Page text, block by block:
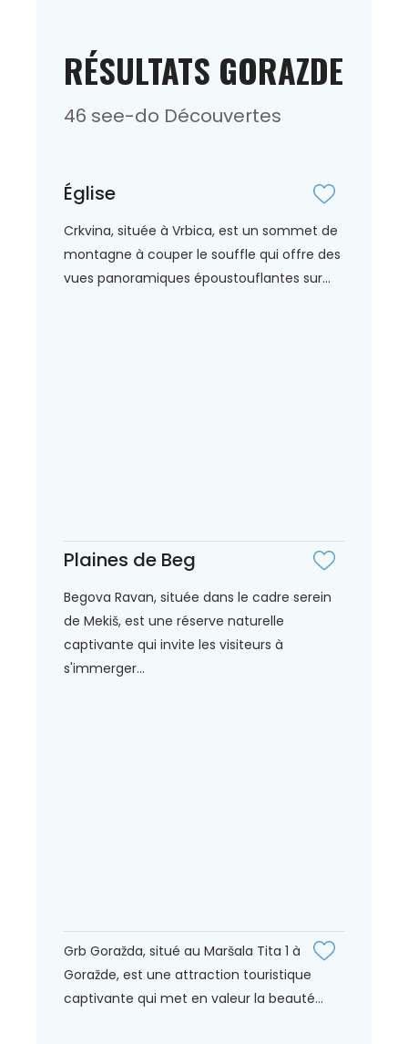
RÉSULTATS GORAZDE
46 see-do Découvertes
Église
Crkvina, située à Vrbica, est un sommet de
montagne à couper le souffle qui offre des
vues panoramiques époustouflantes sur...
Plaines de Beg
Begova Ravan, située dans le cadre serein
de Mekiš, est une réserve naturelle
captivante qui invite les visiteurs à
s'immerger...
Grb Goražda, situé au Maršala Tita 1 à
Goražde, est une attraction touristique
captivante qui met en valeur la beauté...